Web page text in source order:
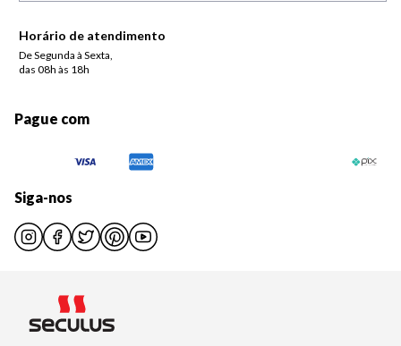
Horário de atendimento
De Segunda à Sexta,
das 08h às 18h
Pague com
Siga-nos